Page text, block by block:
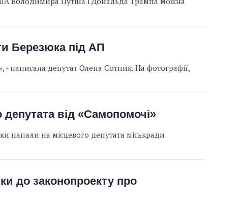
Березюка під АП
написала депутат Олена Сотник. На фотографії,
від «Самопомочі»
напали на місцевого депутата міськради
до законопроекту про